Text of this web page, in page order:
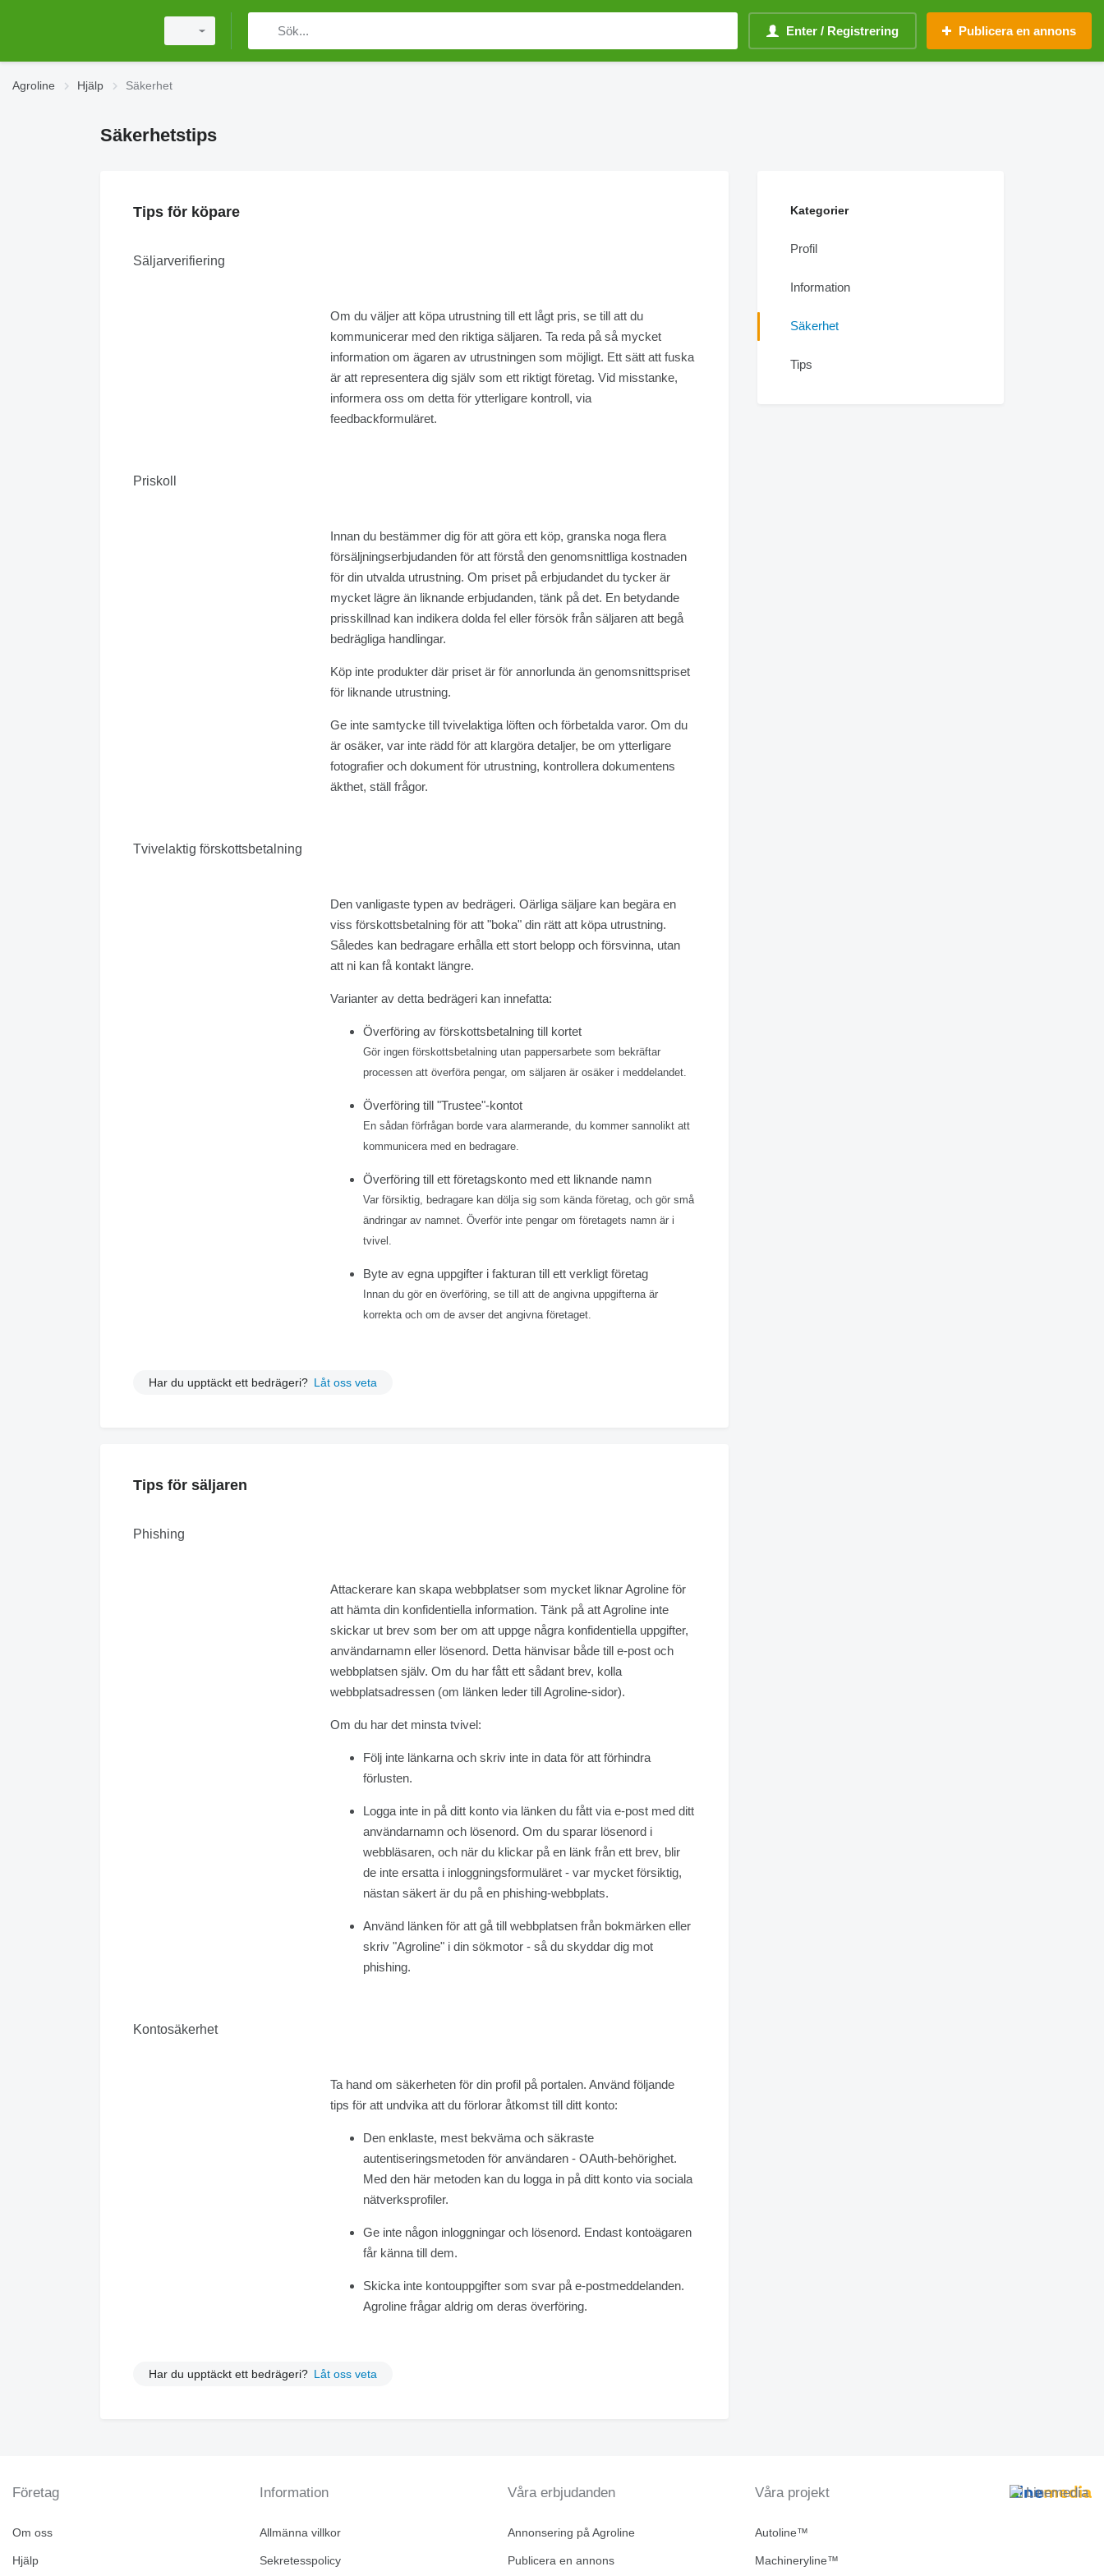
Enter / Registrering Publicera en annons
Agroline Hjälp Säkerhet
Säkerhetstips
Tips för köpare
Säljarverifiering
Om du väljer att köpa utrustning till ett lågt pris, se till att du
kommunicerar med den riktiga säljaren. Ta reda på så mycket
information om ägaren av utrustningen som möjligt. Ett sätt att fuska
är att representera dig själv som ett riktigt företag. Vid misstanke,
informera oss om detta för ytterligare kontroll, via
feedbackformuläret.
Priskoll
Innan du bestämmer dig för att göra ett köp, granska noga flera
försäljningserbjudanden för att förstå den genomsnittliga kostnaden
för din utvalda utrustning. Om priset på erbjudandet du tycker är
mycket lägre än liknande erbjudanden, tänk på det. En betydande
prisskillnad kan indikera dolda fel eller försök från säljaren att begå
bedrägliga handlingar.
Köp inte produkter där priset är för annorlunda än genomsnittspriset
för liknande utrustning.
Ge inte samtycke till tvivelaktiga löften och förbetalda varor. Om du
är osäker, var inte rädd för att klargöra detaljer, be om ytterligare
fotografier och dokument för utrustning, kontrollera dokumentens
äkthet, ställ frågor.
Tvivelaktig förskottsbetalning
Den vanligaste typen av bedrägeri. Oärliga säljare kan begära en
viss förskottsbetalning för att "boka" din rätt att köpa utrustning.
Således kan bedragare erhålla ett stort belopp och försvinna, utan
att ni kan få kontakt längre.
Varianter av detta bedrägeri kan innefatta:
Överföring av förskottsbetalning till kortet
Gör ingen förskottsbetalning utan pappersarbete som bekräftar
processen att överföra pengar, om säljaren är osäker i meddelandet.
Överföring till "Trustee"-kontot
En sådan förfrågan borde vara alarmerande, du kommer sannolikt att
kommunicera med en bedragare.
Överföring till ett företagskonto med ett liknande namn
Var försiktig, bedragare kan dölja sig som kända företag, och gör små
ändringar av namnet. Överför inte pengar om företagets namn är i
tvivel.
Byte av egna uppgifter i fakturan till ett verkligt företag
Innan du gör en överföring, se till att de angivna uppgifterna är
korrekta och om de avser det angivna företaget.
Har du upptäckt ett bedrägeri? Låt oss veta
Tips för säljaren
Phishing
Attackerare kan skapa webbplatser som mycket liknar Agroline för
att hämta din konfidentiella information. Tänk på att Agroline inte
skickar ut brev som ber om att uppge några konfidentiella uppgifter,
användarnamn eller lösenord. Detta hänvisar både till e-post och
webbplatsen själv. Om du har fått ett sådant brev, kolla
webbplatsadressen (om länken leder till Agroline-sidor).
Om du har det minsta tvivel:
Följ inte länkarna och skriv inte in data för att förhindra
förlusten.
Logga inte in på ditt konto via länken du fått via e-post med ditt
användarnamn och lösenord. Om du sparar lösenord i
webbläsaren, och när du klickar på en länk från ett brev, blir
de inte ersatta i inloggningsformuläret - var mycket försiktig,
nästan säkert är du på en phishing-webbplats.
Använd länken för att gå till webbplatsen från bokmärken eller
skriv "Agroline" i din sökmotor - så du skyddar dig mot
phishing.
Kontosäkerhet
Ta hand om säkerheten för din profil på portalen. Använd följande
tips för att undvika att du förlorar åtkomst till ditt konto:
Den enklaste, mest bekväma och säkraste
autentiseringsmetoden för användaren - OAuth-behörighet.
Med den här metoden kan du logga in på ditt konto via sociala
nätverksprofiler.
Ge inte någon inloggningar och lösenord. Endast kontoägaren
får känna till dem.
Skicka inte kontouppgifter som svar på e-postmeddelanden.
Agroline frågar aldrig om deras överföring.
Har du upptäckt ett bedrägeri? Låt oss veta
Kategorier
Profil
Information
Säkerhet
Tips
Företag
Om oss
Hjälp
Information
Allmänna villkor
Sekretesspolicy
Våra erbjudanden
Annonsering på Agroline
Publicera en annons
Våra projekt
Autoline™
Machineryline™